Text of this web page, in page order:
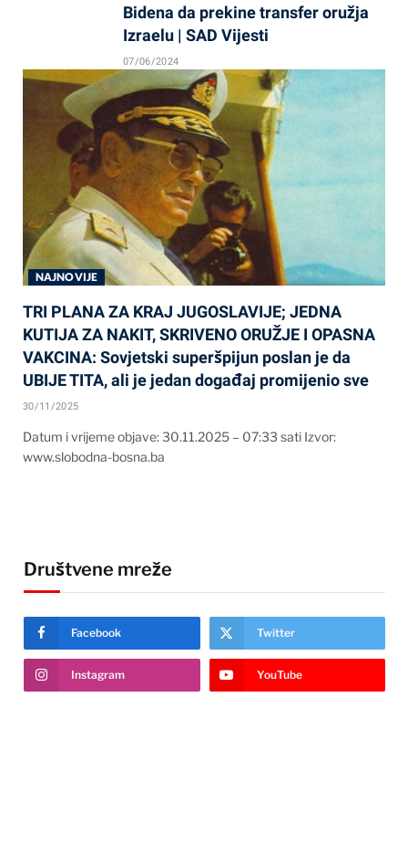
Bidena da prekine transfer oružja
Izraelu | SAD Vijesti
07/06/2024
NAJNOVIJE
TRI PLANA ZA KRAJ JUGOSLAVIJE; JEDNA
KUTIJA ZA NAKIT, SKRIVENO ORUŽJE I OPASNA
VAKCINA: Sovjetski superšpijun poslan je da
UBIJE TITA, ali je jedan događaj promijenio sve
30/11/2025
Datum i vrijeme objave: 30.11.2025 – 07:33 sati Izvor:
www.slobodna-bosna.ba
Društvene mreže
Facebook Twitter
Instagram YouTube